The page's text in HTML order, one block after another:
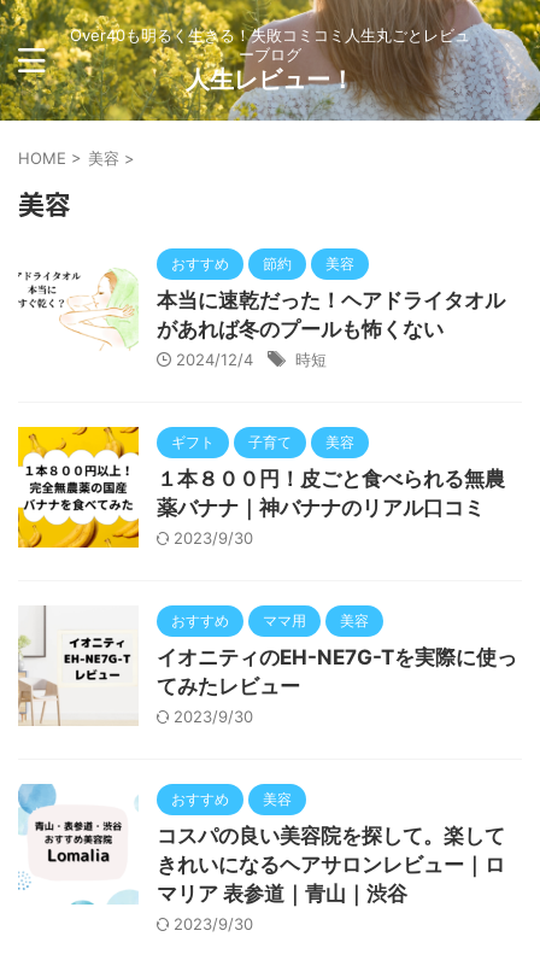
Over40も明るく生きる！失敗コミコミ人生丸ごとレビュ
ーブログ
人生レビュー！
HOME > 美容 >
美容
おすすめ 節約 美容
本当に速乾だった！ヘアドライタオル
があれば冬のプールも怖くない
2024/12/4 時短
ギフト 子育て 美容
１本８００円！皮ごと食べられる無農
薬バナナ｜神バナナのリアル口コミ
2023/9/30
おすすめ ママ用 美容
イオニティのEH-NE7G-Tを実際に使っ
てみたレビュー
2023/9/30
おすすめ 美容
コスパの良い美容院を探して。楽して
きれいになるヘアサロンレビュー｜ロ
マリア 表参道｜青山｜渋谷
2023/9/30